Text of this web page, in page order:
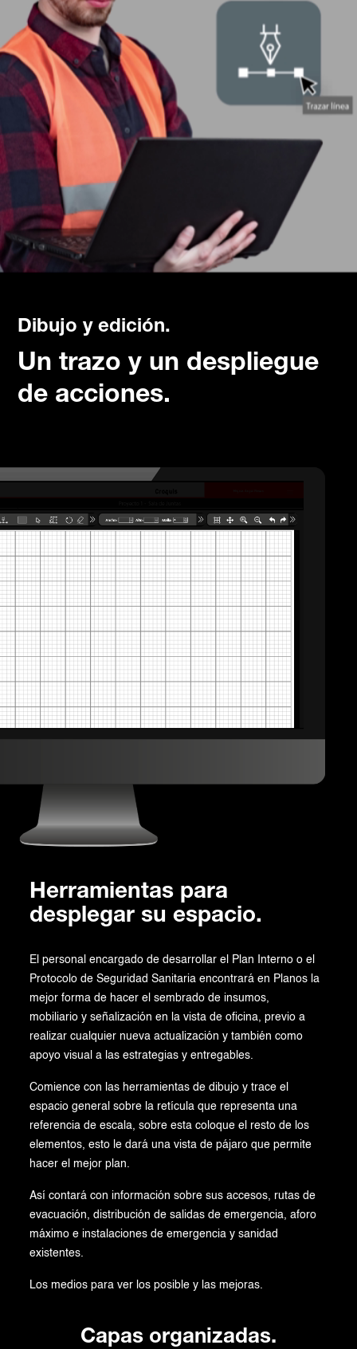
Dibujo y edición.
Un trazo y un despliegue
de acciones.
Herramientas para
desplegar su espacio.
El personal encargado de desarrollar el Plan Interno o el
Protocolo de Seguridad Sanitaria encontrará en Planos la
mejor forma de hacer el sembrado de insumos,
mobiliario y señalización en la vista de oficina, previo a
realizar cualquier nueva actualización y también como
apoyo visual a las estrategias y entregables.
Comience con las herramientas de dibujo y trace el
espacio general sobre la retícula que representa una
referencia de escala, sobre esta coloque el resto de los
elementos, esto le dará una vista de pájaro que permite
hacer el mejor plan.
Así contará con información sobre sus accesos, rutas de
evacuación, distribución de salidas de emergencia, aforo
máximo e instalaciones de emergencia y sanidad
existentes.
Los medios para ver los posible y las mejoras.
Capas organizadas.